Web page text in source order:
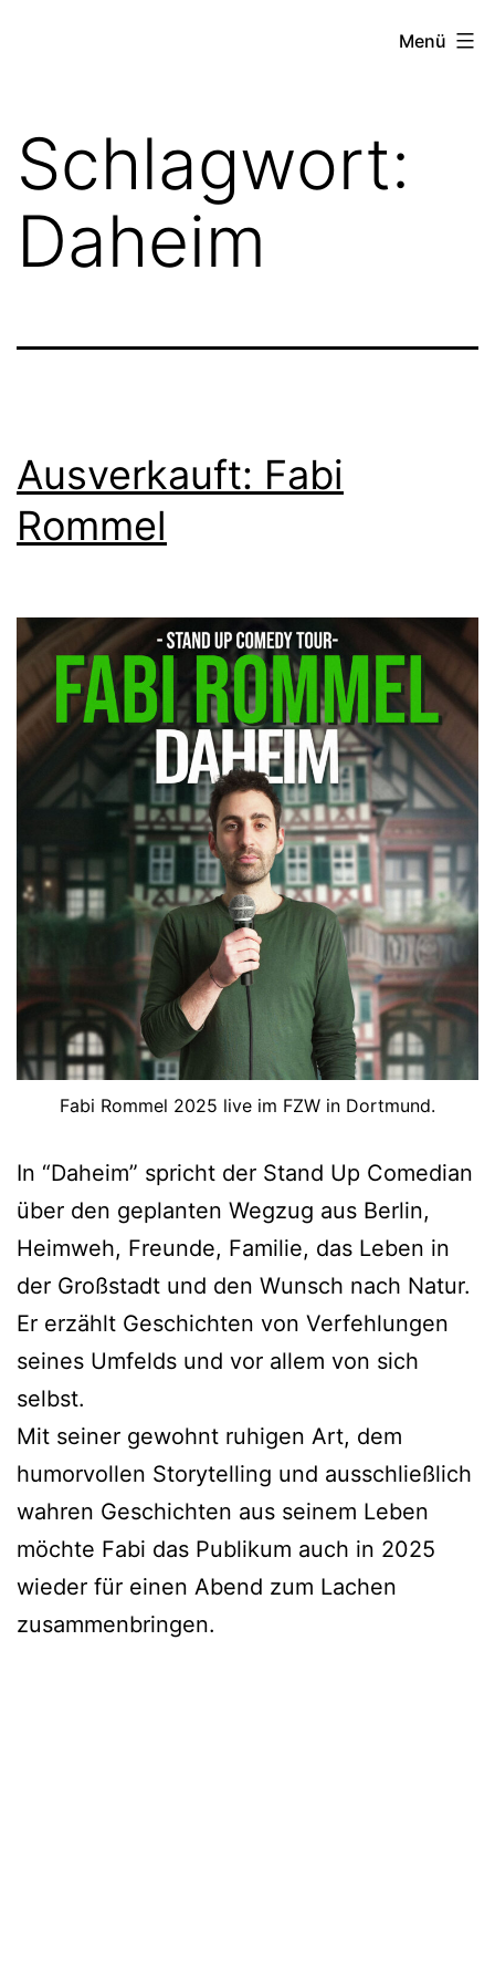
Menü
Schlagwort:
Daheim
Ausverkauft: Fabi
Rommel
Fabi Rommel 2025 live im FZW in Dortmund.
In “Daheim” spricht der Stand Up Comedian
über den geplanten Wegzug aus Berlin,
Heimweh, Freunde, Familie, das Leben in
der Großstadt und den Wunsch nach Natur.
Er erzählt Geschichten von Verfehlungen
seines Umfelds und vor allem von sich
selbst.
Mit seiner gewohnt ruhigen Art, dem
humorvollen Storytelling und ausschließlich
wahren Geschichten aus seinem Leben
möchte Fabi das Publikum auch in 2025
wieder für einen Abend zum Lachen
zusammenbringen.